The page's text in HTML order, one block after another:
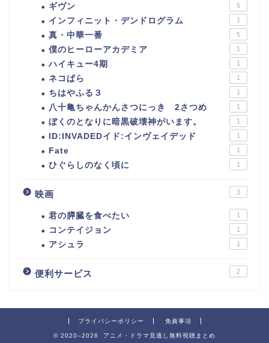
ギヴン 5
インフィニット・デンドログラム 1
真・中華一番 5
僕のヒーローアカデミア 1
ハイキュー4期 1
ネコぱら 1
ちはやふる３ 1
八十亀ちゃんかんさつにっき 2さつめ 1
ぼくのとなりに暗黒破壊神がいます。 1
ID:INVADEDイド:インヴェイデッド 1
Fate 1
ひぐらしのなく頃に 1
映画 3
君の膵臓を食べたい 1
コンテイジョン 1
アシュラ 1
便利サービス 2
プライバシーポリシー 免責事項
© 2020–2026 アニメ・ドラマ見逃し無料視聴まとめ